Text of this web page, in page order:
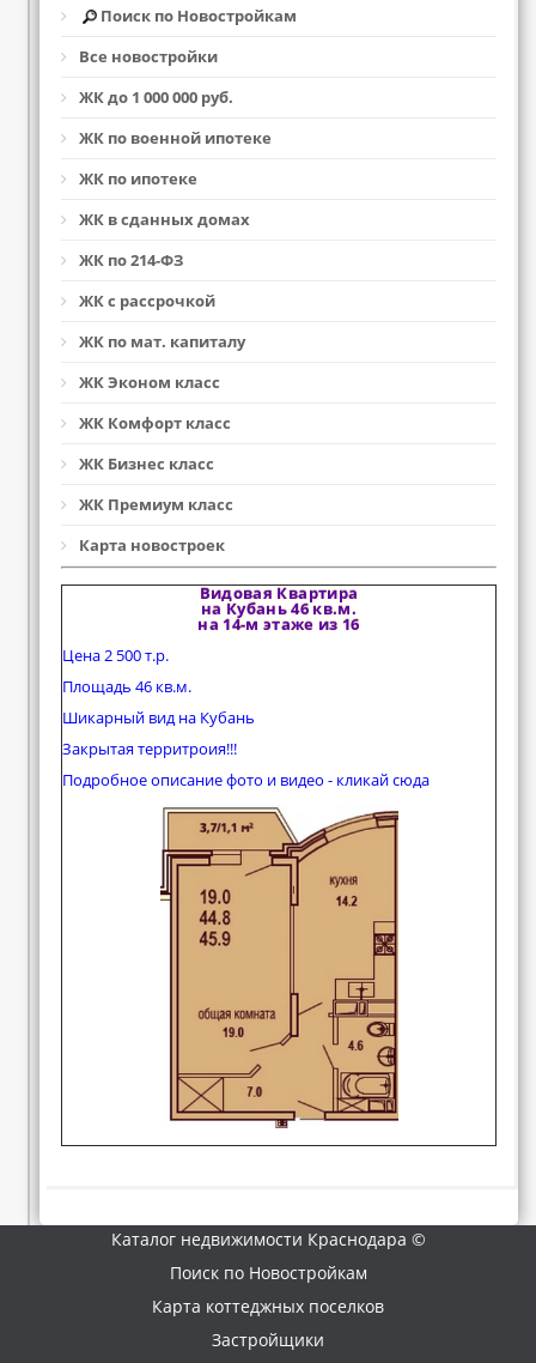
Поиск по Новостройкам
Все новостройки
ЖК до 1 000 000 руб.
ЖК по военной ипотеке
ЖК по ипотеке
ЖК в сданных домах
ЖК по 214-ФЗ
ЖК с рассрочкой
ЖК по мат. капиталу
ЖК Эконом класс
ЖК Комфорт класс
ЖК Бизнес класс
ЖК Премиум класс
Карта новостроек
Видовая Квартира
на Кубань 46 кв.м.
на 14-м этаже из 16
Цена 2 500 т.р.
Площадь 46 кв.м.
Шикарный вид на Кубань
Закрытая территроия!!!
Подробное описание фото и видео - кликай сюда
Каталог недвижимости Краснодара ©
Поиск по Новостройкам
Карта коттеджных поселков
Застройщики